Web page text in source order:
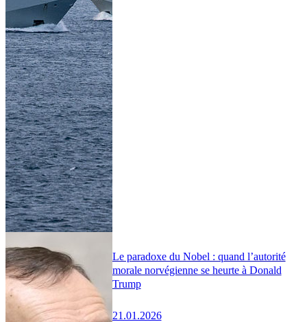
Le paradoxe du Nobel : quand l’autorité
morale norvégienne se heurte à Donald
Trump
21.01.2026